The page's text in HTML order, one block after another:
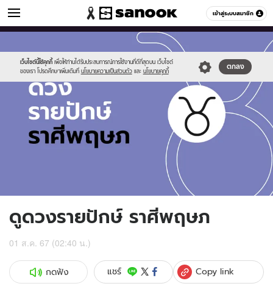
เข้าสู่ระบบสมาชิก
ดูดวง หมวดอื่นๆ
เว็บไซต์นี้ใช้คุกกี้ เพื่อให้ท่านได้รับประสบการณ์การใช้งานที่ดีที่สุดบน เว็บไซต์
ของเรา โปรดศึกษาเพิ่มเติมที่ นโยบายความเป็นส่วนตัว และ นโยบายคุกกี้
ตกลง
//s.isanook.com/sr/0/images/logo-
new-
sanook.png
//s.isanook.com/ho/0/ud/fxd/fortnightly/fortnightly-
taurus.jpg
ดูดวงรายปักษ์ ราศีพฤษภ
01 ส.ค. 67 (02:40 น.)
กดฟัง แชร์ Copy link